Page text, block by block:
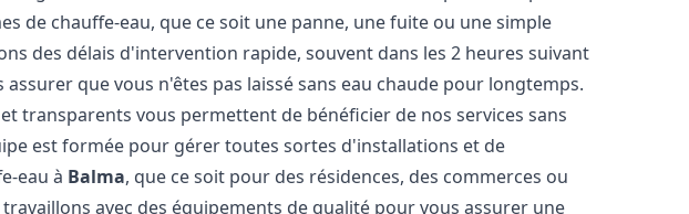
de chauffe-eau, que ce soit une panne, une fuite ou une simple
des délais d'intervention rapide, souvent dans les 2 heures suivant
que vous n'êtes pas laissé sans eau chaude pour longtemps.
transparents vous permettent de bénéficier de nos services sans
est formée pour gérer toutes sortes d'installations et de
eau à Balma, que ce soit pour des résidences, des commerces ou
avec des équipements de qualité pour vous assurer une